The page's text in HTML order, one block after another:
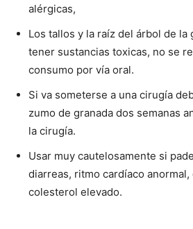
alérgicas,
Los tallos y la raíz del árbol de la
tener sustancias toxicas, no se
consumo por vía oral.
Si va someterse a una cirugía
zumo de granada dos semanas
la cirugía.
Usar muy cautelosamente si
diarreas, ritmo cardíaco
colesterol elevado.